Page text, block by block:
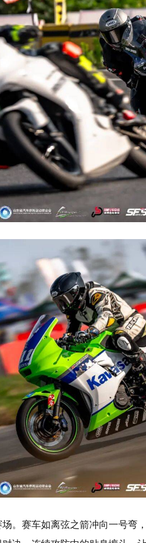
。赛车如离弦之箭冲向一号弯